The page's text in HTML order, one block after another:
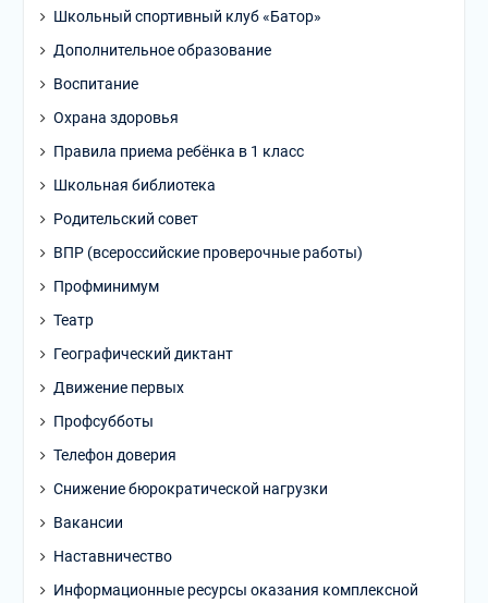
Школьный спортивный клуб «Батор»
Дополнительное образование
Воспитание
Охрана здоровья
Правила приема ребёнка в 1 класс
Школьная библиотека
Родительский совет
ВПР (всероссийские проверочные работы)
Профминимум
Театр
Географический диктант
Движение первых
Профсубботы
Телефон доверия
Снижение бюрократической нагрузки
Вакансии
Наставничество
Информационные ресурсы оказания комплексной